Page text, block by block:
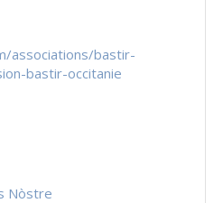
associations/bastir-
bastir-occitanie
Nòstre